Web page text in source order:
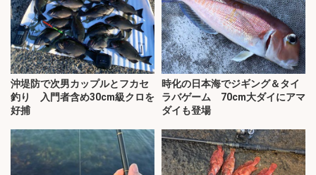
沖堤防で次男カップルとフカセ
釣り 入門者含め30cm級クロを
好捕
時化の日本海でジギング＆タイ
ラバゲーム 70cm大ダイにアマ
ダイも登場